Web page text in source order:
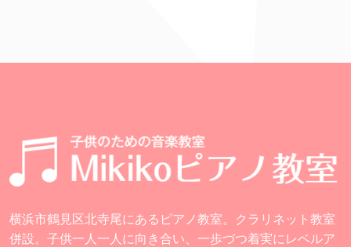
横浜市鶴見区北寺尾にあるピアノ教室。クラリネット教室
併設。子供一人一人に向き合い、一歩づつ着実にレベルア